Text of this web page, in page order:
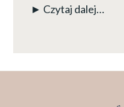
► Czytaj dalej…